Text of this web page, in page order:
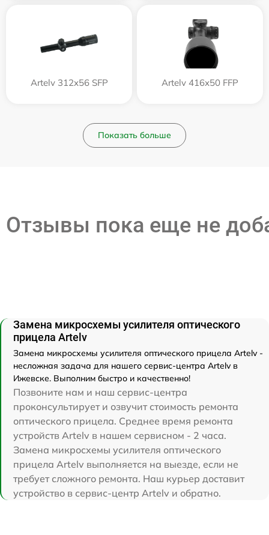
Artelv 312x56 SFP Artelv 416x50 FFP
Показать больше
Отзывы пока еще не
Замена микросхемы усилителя оптического
прицела Artelv
Замена микросхемы усилителя оптического прицела Artelv -
несложная задача для нашего сервис-центра Artelv в
Ижевске. Выполним быстро и качественно!
Позвоните нам и наш сервис-центра
проконсультирует и озвучит стоимость ремонта
оптического прицела. Среднее время ремонта
устройств Artelv в нашем сервисном - 2 часа.
Замена микросхемы усилителя оптического
прицела Artelv выполняется на выезде, если не
требует сложного ремонта. Наш курьер доставит
устройство в сервис-центр Artelv и обратно.